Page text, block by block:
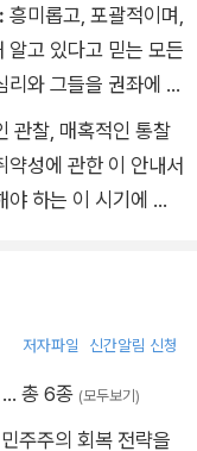
흥미롭고, 포괄적이며,
알고 있다고 믿는 모든
와 그들을 권좌에 머
통찰이 가득하다. 이
통해 푸틴과 김정은 같
을 제시한다.
관찰, 매혹적인 통찰
약성에 관한 이 안내서
하는 이 시기에 우
저자파일 신간알림 신청
… 총 6종 (모두보기)
주주의 회복 전략을